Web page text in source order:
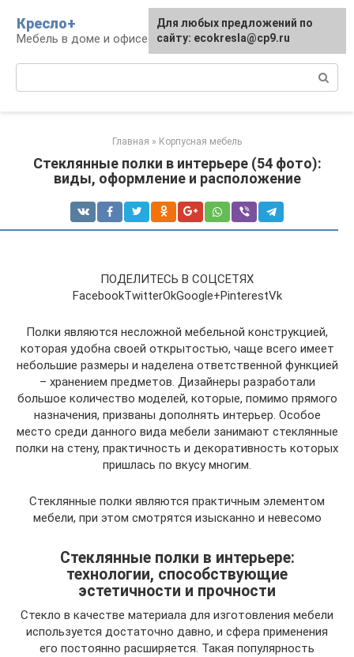
контенту
Кресло+
Мебель в доме и офисе
Главная » Корпусная мебель
Стеклянные полки в интерьере (54 фото):
виды, оформление и расположение
ПОДЕЛИТЕСЬ В СОЦСЕТЯХ
FacebookTwitterOkGoogle+PinterestVk
Полки являются несложной мебельной конструкцией,
которая удобна своей открытостью, чаще всего имеет
небольшие размеры и наделена ответственной функцией
– хранением предметов. Дизайнеры разработали
большое количество моделей, которые, помимо прямого
назначения, призваны дополнять интерьер. Особое
место среди данного вида мебели занимают стеклянные
полки на стену, практичность и декоративность которых
пришлась по вкусу многим.
Стеклянные полки являются практичным элементом
мебели, при этом смотрятся изысканно и невесомо
Стеклянные полки в интерьере:
технологии, способствующие
эстетичности и прочности
Стекло в качестве материала для изготовления мебели
используется достаточно давно, и сфера применения
его постоянно расширяется. Такая популярность
Для любых предложений по
сайту: ecokresla@cp9.ru